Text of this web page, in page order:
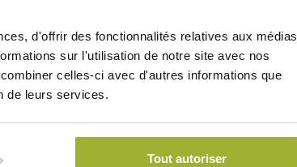
d'offrir des fonctionnalités relatives aux médias
sur l'utilisation de notre site avec nos
celles-ci avec d'autres informations que
de leurs services.
Tout autoriser